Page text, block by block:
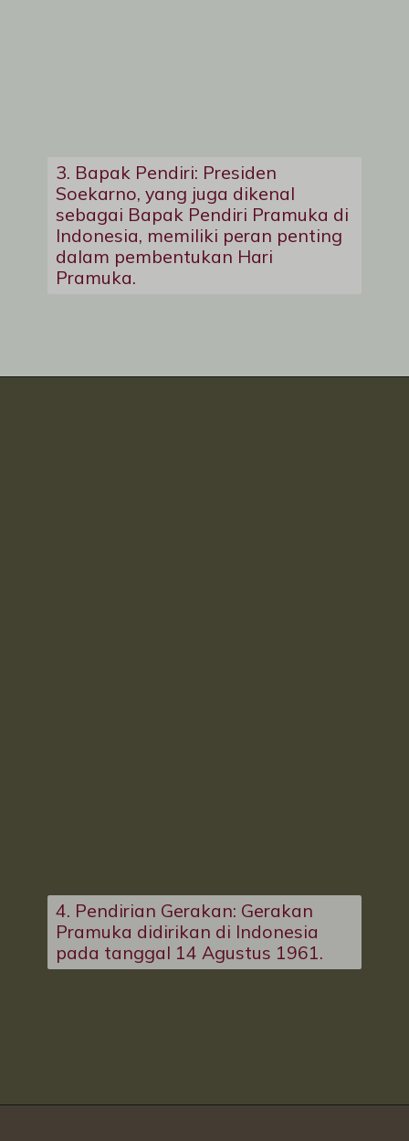
3. Bapak Pendiri: Presiden
Soekarno, yang juga dikenal
sebagai Bapak Pendiri Pramuka di
Indonesia, memiliki peran penting
dalam pembentukan Hari
Pramuka.
4. Pendirian Gerakan: Gerakan
Pramuka didirikan di Indonesia
pada tanggal 14 Agustus 1961.